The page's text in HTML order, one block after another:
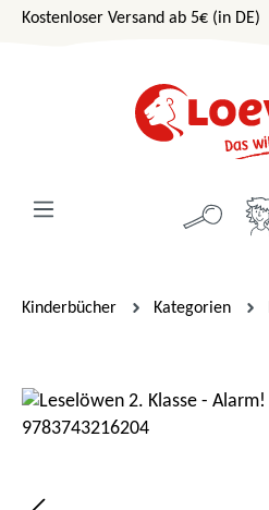
Zum Hauptinhalt springen
Kostenloser Versand ab 5€ (in DE)
Kinderbücher Kategorien
Bildergalerie überspringen